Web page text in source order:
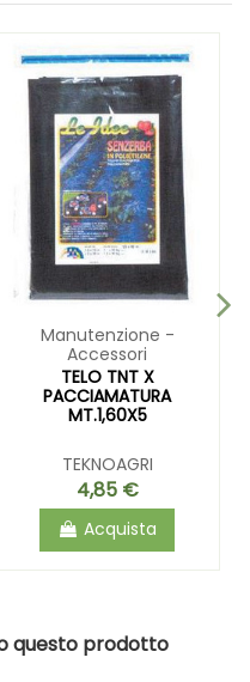
Manutenzione -
Accessori
TELO TNT X
PACCIAMATURA
MT.1,60X5
TEKNOAGRI
4,85 €
Acquista
questo prodotto